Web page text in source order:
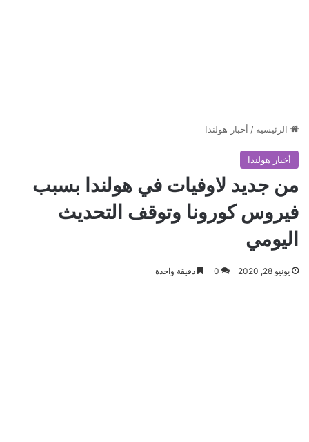
الرئيسية / أخبار هولندا
أخبار هولندا
من جديد لاوفيات في هولندا بسبب
فيروس كورونا وتوقف التحديث
اليومي
يونيو 28, 2020 0 دقيقة واحدة